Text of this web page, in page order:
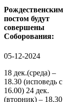
Рождественским
постом будут
совершены
Соборования:
05-12-2024
18 дек.(среда) –
18.30 (исповедь с
16.00) 24 дек.
(вторник) – 18.30